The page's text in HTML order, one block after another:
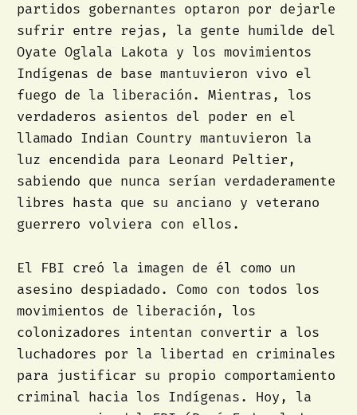
partidos gobernantes optaron por dejarle
sufrir entre rejas, la gente humilde del
Oyate Oglala Lakota y los movimientos
Indígenas de base mantuvieron vivo el
fuego de la liberación. Mientras, los
verdaderos asientos del poder en el
llamado Indian Country mantuvieron la
luz encendida para Leonard Peltier,
sabiendo que nunca serían verdaderamente
libres hasta que su anciano y veterano
guerrero volviera con ellos.
El FBI creó la imagen de él como un
asesino despiadado. Como con todos los
movimientos de liberación, los
colonizadores intentan convertir a los
luchadores por la libertad en criminales
para justificar su propio comportamiento
criminal hacia los Indígenas. Hoy, la